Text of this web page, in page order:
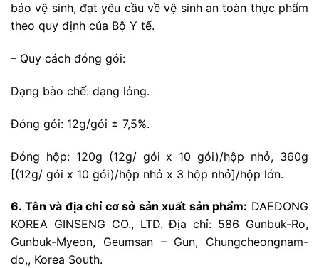
bảo vệ sinh, đạt yêu cầu về vệ sinh an toàn thực phẩm
theo quy định của Bộ Y tế.
– Quy cách đóng gói:
Dạng bào chế: dạng lỏng.
Đóng gói: 12g/gói ± 7,5%.
Đóng hộp: 120g (12g/ gói x 10 gói)/hộp nhỏ, 360g
[(12g/ gói x 10 gói)/hộp nhỏ x 3 hộp nhỏ]/hộp lớn.
6. Tên và địa chỉ cơ sở sản xuất sản phẩm: DAEDONG
KOREA GINSENG CO., LTD. Địa chỉ: 586 Gunbuk-Ro,
Gunbuk-Myeon, Geumsan – Gun, Chungcheongnam-
do,, Korea South.